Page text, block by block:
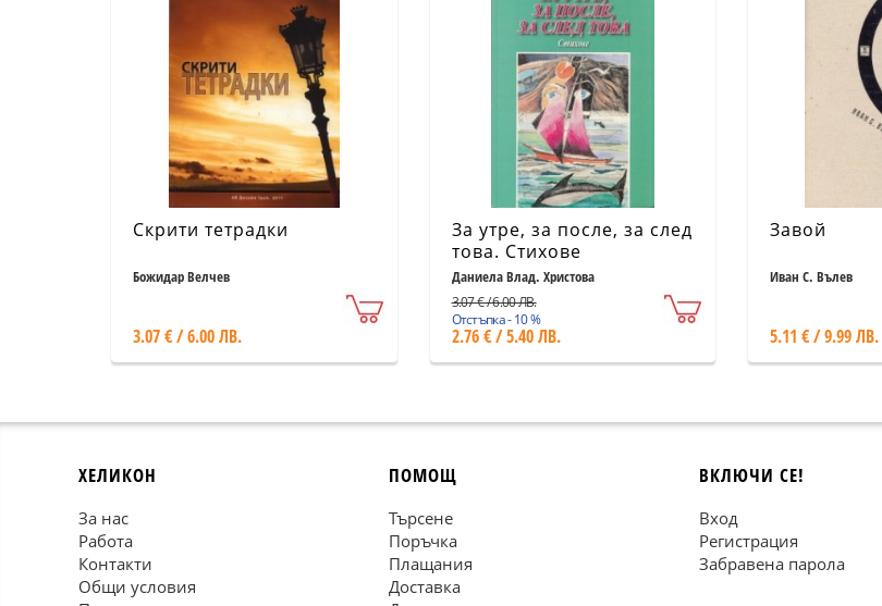
Скрити тетрадки
Божидар Велчев
3.07 € / 6.00 ЛВ.
За утре, за после, за след
това. Стихове
Даниела Влад. Христова
3.07 € / 6.00 ЛВ.
Отстъпка - 10 %
2.76 € / 5.40 ЛВ.
Завой
Иван С. Вълев
5.11 € / 9.99 ЛВ.
ХЕЛИКОН
За нас
Работа
Контакти
Общи условия
ПОМОЩ
Търсене
Поръчка
Плащания
Доставка
ВКЛЮЧИ СЕ!
Вход
Регистрация
Забравена парола